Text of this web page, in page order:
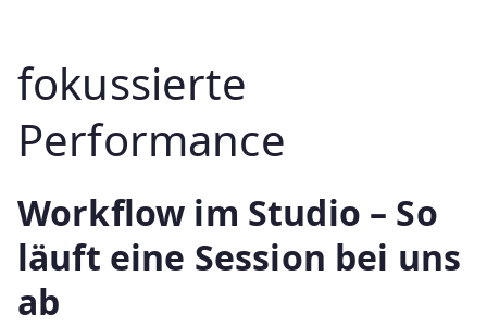
fokussierte
Performance
Workflow im Studio – So
läuft eine Session bei uns
ab